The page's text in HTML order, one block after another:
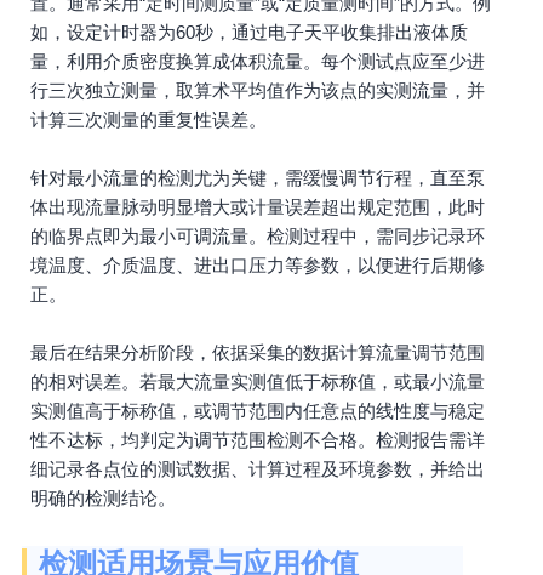
如，设定计时器为60秒，通过电子天平收集排出液体质
量，利用介质密度换算成体积流量。每个测试点应至少进
行三次独立测量，取算术平均值作为该点的实测流量，并
计算三次测量的重复性误差。
针对最小流量的检测尤为关键，需缓慢调节行程，直至泵
体出现流量脉动明显增大或计量误差超出规定范围，此时
的临界点即为最小可调流量。检测过程中，需同步记录环
境温度、介质温度、进出口压力等参数，以便进行后期修
正。
最后在结果分析阶段，依据采集的数据计算流量调节范围
的相对误差。若最大流量实测值低于标称值，或最小流量
实测值高于标称值，或调节范围内任意点的线性度与稳定
性不达标，均判定为调节范围检测不合格。检测报告需详
细记录各点位的测试数据、计算过程及环境参数，并给出
明确的检测结论。
检测适用场景与应用价值